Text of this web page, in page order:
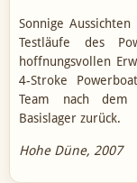
Sonnige
Testläufe des
hoffnungsvollen
4-Stroke
Team nach dem
Basislager zurück.
Hohe Düne, 2007